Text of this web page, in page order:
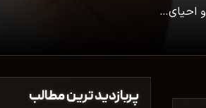
احیای…
پربازدید ترین مطالب